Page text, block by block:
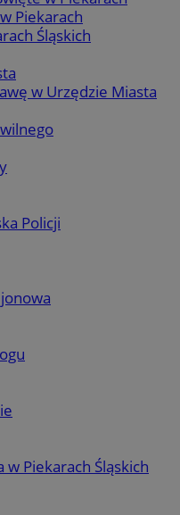
Piekarach
Śląskich
w Urzędzie Miasta
Policji
w Piekarach Śląskich